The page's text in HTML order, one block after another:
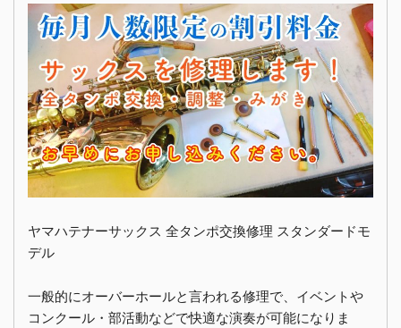
ヤマハテナーサックス 全タンポ交換修理 スタンダードモ
デル
一般的にオーバーホールと言われる修理で、イベントや
コンクール・部活動などで快適な演奏が可能になりま